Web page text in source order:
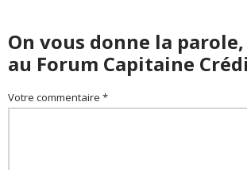
On vous donne la
au Forum Capitaine
Votre commentaire *